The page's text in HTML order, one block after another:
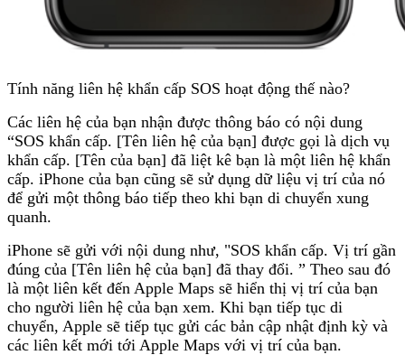
Tính năng liên hệ khẩn cấp SOS hoạt động thế nào?
Các liên hệ của bạn nhận được thông báo có nội dung
“SOS khẩn cấp. [Tên liên hệ của bạn] được gọi là dịch vụ
khẩn cấp. [Tên của bạn] đã liệt kê bạn là một liên hệ khẩn
cấp. iPhone của bạn cũng sẽ sử dụng dữ liệu vị trí của nó
để gửi một thông báo tiếp theo khi bạn di chuyển xung
quanh.
iPhone sẽ gửi với nội dung như, "SOS khẩn cấp. Vị trí gần
đúng của [Tên liên hệ của bạn] đã thay đổi. ” Theo sau đó
là một liên kết đến Apple Maps sẽ hiển thị vị trí của bạn
cho người liên hệ của bạn xem. Khi bạn tiếp tục di
chuyển, Apple sẽ tiếp tục gửi các bản cập nhật định kỳ và
các liên kết mới tới Apple Maps với vị trí của bạn.